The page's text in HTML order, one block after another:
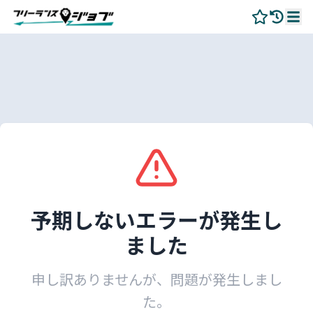
予期しないエラーが発生し
ました
申し訳ありませんが、問題が発生しまし
た。